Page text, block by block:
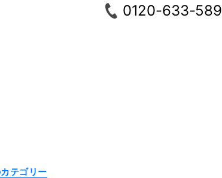
0120-633-589
テゴリー